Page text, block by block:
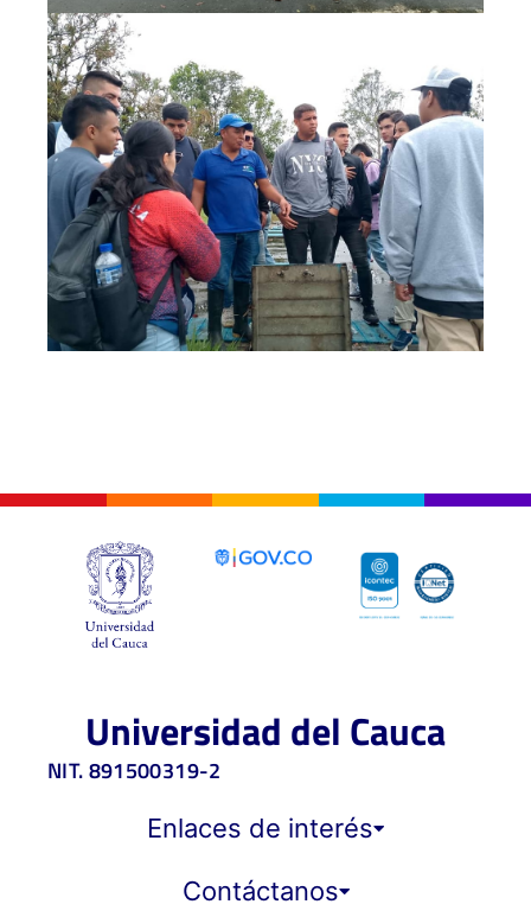
Universidad del Cauca
NIT. 891500319-2
Enlaces de interés
Contáctanos